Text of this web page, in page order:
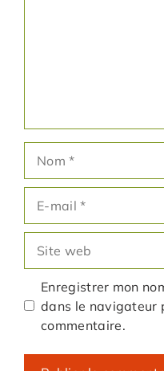
mail
web
Enregistrer mon
dans le navigateur
commentaire.